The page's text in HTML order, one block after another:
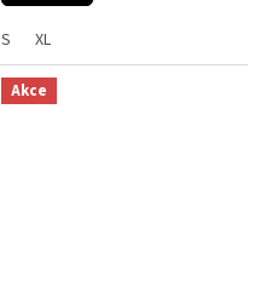
S XL
Akce